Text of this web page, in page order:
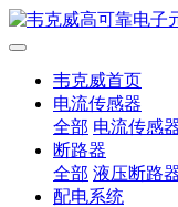
韦克威首页
电流传感器
全部 电流传感
断路器
全部 液压断路
配电系统